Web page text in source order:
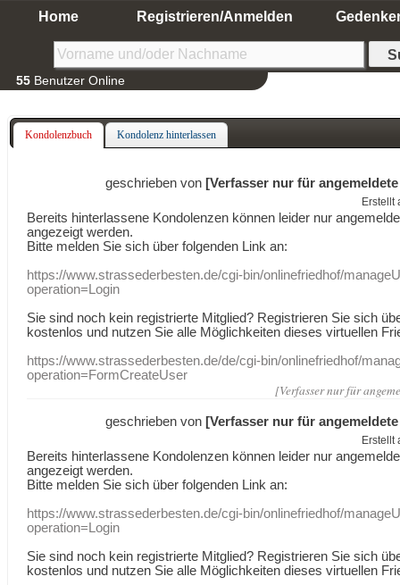
Home Registrieren/Anmelden
55 Benutzer Online
Kondolenzbuch Kondolenz hinterlassen
geschrieben von [Verfasser nur für
Erstellt
Bereits hinterlassene Kondolenzen können leider nur
angezeigt werden.
Bitte melden Sie sich über folgenden Link an:
https://www.strassederbesten.de/cgi-bin/onlinefriedhof/
operation=Login
Sie sind noch kein registrierte Mitglied? Registrieren Sie sich
kostenlos und nutzen Sie alle Möglichkeiten dieses virtuellen
https://www.strassederbesten.de/de/cgi-bin/onlinefriedhof/
operation=FormCreateUser
[Verfasser nur für
geschrieben von [Verfasser nur für
Erstellt
Bereits hinterlassene Kondolenzen können leider nur
angezeigt werden.
Bitte melden Sie sich über folgenden Link an:
https://www.strassederbesten.de/cgi-bin/onlinefriedhof/
operation=Login
Sie sind noch kein registrierte Mitglied? Registrieren Sie sich
kostenlos und nutzen Sie alle Möglichkeiten dieses virtuellen